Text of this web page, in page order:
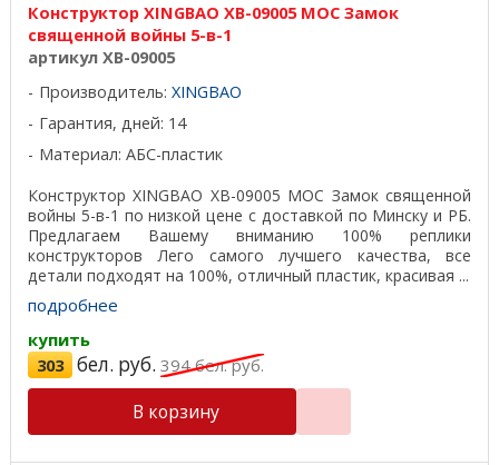
Конструктор XINGBAO XB-09005 MOC Замок
священной войны 5-в-1
артикул XB-09005
Производитель: XINGBAO
Гарантия, дней: 14
Материал: АБС-пластик
Конструктор XINGBAO XB-09005 MOC Замок священной
войны 5-в-1 по низкой цене с доставкой по Минску и РБ.
Предлагаем Вашему вниманию 100% реплики
конструкторов Лего самого лучшего качества, все
детали подходят на 100%, отличный пластик, красивая ...
подробнее
купить
303 бел. руб. 394бел. руб.
В корзину